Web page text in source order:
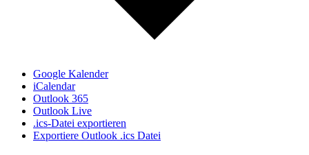
Google Kalender
iCalendar
Outlook 365
Outlook Live
.ics-Datei exportieren
Exportiere Outlook .ics Datei